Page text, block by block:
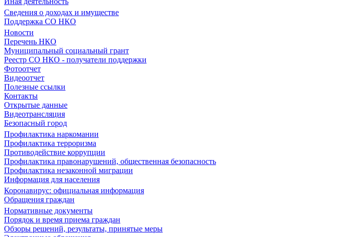
Сведения о доходах и имуществе
Поддержка СО НКО
Новости
Перечень НКО
Муниципальный социальный грант
Реестр СО НКО - получатели поддержки
Фотоотчет
Видеоотчет
Полезные ссылки
Контакты
Открытые данные
Видеотрансляция
Безопасный город
Профилактика наркомании
Профилактика терроризма
Противодействие коррупции
Профилактика правонарушений, общественная безопасность
Профилактика незаконной миграции
Информация для населения
Коронавирус: официальная информация
Обращения граждан
Нормативные документы
Порядок и время приема граждан
Обзоры решений, результаты, принятые меры